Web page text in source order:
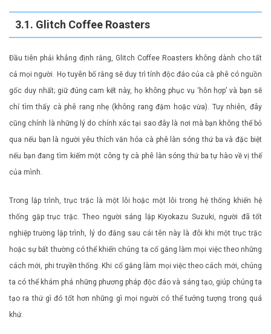
3.1. Glitch Coffee Roasters
Đầu tiên phải khẳng định rằng, Glitch Coffee Roasters không dành cho tất
cả mọi người. Họ tuyên bố rằng sẽ duy trì tính độc đáo của cà phê có nguồn
gốc duy nhất; giữ đúng cam kết này, họ không phục vụ ‘hỗn hợp’ và bạn sẽ
chỉ tìm thấy cà phê rang nhẹ (không rang đậm hoặc vừa). Tuy nhiên, đây
cũng chính là những lý do chính xác tại sao đây là nơi mà bạn không thể bỏ
qua nếu bạn là người yêu thích văn hóa cà phê làn sóng thứ ba và đặc biệt
nếu bạn đang tìm kiếm một công ty cà phê làn sóng thứ ba tự hào về vị thế
của mình.
Trong lập trình, trục trặc là một lỗi hoặc một lỗi trong hệ thống khiến hệ
thống gặp trục trặc. Theo người sáng lập Kiyokazu Suzuki, người đã tốt
nghiệp trường lập trình, lý do đằng sau cái tên này là đôi khi một trục trặc
hoặc sự bất thường có thể khiến chúng ta cố gắng làm mọi việc theo những
cách mới, phi truyền thống. Khi cố gắng làm mọi việc theo cách mới, chúng
ta có thể khám phá những phương pháp độc đáo và sáng tạo, giúp chúng ta
tạo ra thứ gì đó tốt hơn những gì mọi người có thể tưởng tượng trong quá
khứ.